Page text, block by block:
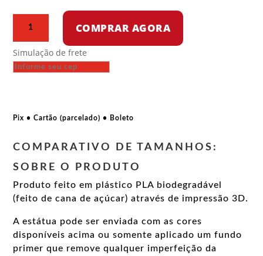
Jinping
quantidade
COMPRAR AGORA
Simulação de frete
Pix • Cartão (parcelado) • Boleto
COMPARATIVO DE TAMANHOS:
SOBRE O PRODUTO
Produto feito em plástico PLA biodegradável
(feito de cana de açúcar) através de impressão 3D.
A estátua pode ser enviada com as cores
disponíveis acima ou somente aplicado um fundo
primer que remove qualquer imperfeição da